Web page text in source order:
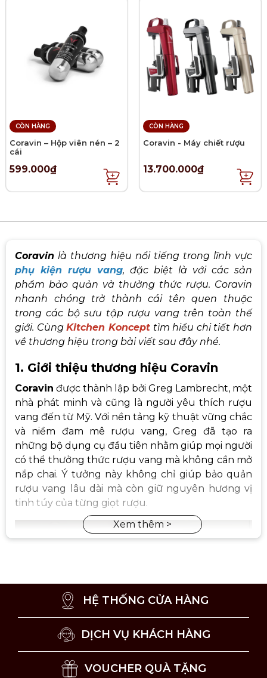
CÒN HÀNG
Coravin – Hộp viên nén – 2
cái
599.000₫
CÒN HÀNG
Coravin - Máy chiết rượu
13.700.000₫
Coravin là thương hiệu nổi tiếng trong lĩnh vực
phụ kiện rượu vang, đặc biệt là với các sản
phẩm bảo quản và thưởng thức rượu. Coravin
nhanh chóng trở thành cái tên quen thuộc
trong các bộ sưu tập rượu vang trên toàn thế
giới. CùngKitchen Koncepttìm hiểu chi tiết hơn
về thương hiệu trong bài viết sau đây nhé.
1. Giới thiệu thương hiệu Coravin
Coravin được thành lập bởi Greg Lambrecht, một
nhà phát minh và cũng là người yêu thích rượu
vang đến từ Mỹ. Với nền tảng kỹ thuật vững chắc
và niềm đam mê rượu vang, Greg đã tạo ra
những bộ dụng cụ đầu tiên nhằm giúp mọi người
có thể thưởng thức rượu vang mà không cần mở
nắp chai. Ý tưởng này không chỉ giúp bảo quản
rượu vang lâu dài mà còn giữ nguyên hương vị
tinh túy của từng giọt rượu.
HỆ THỐNG CỬA HÀNG
DỊCH VỤ KHÁCH HÀNG
VOUCHER QUÀ TẶNG